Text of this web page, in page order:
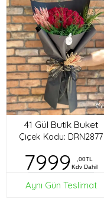
41 Gül Butik Buket
Çiçek Kodu: DRN2877
7999
,00TL
Kdv Dahil
Aynı Gün Teslimat